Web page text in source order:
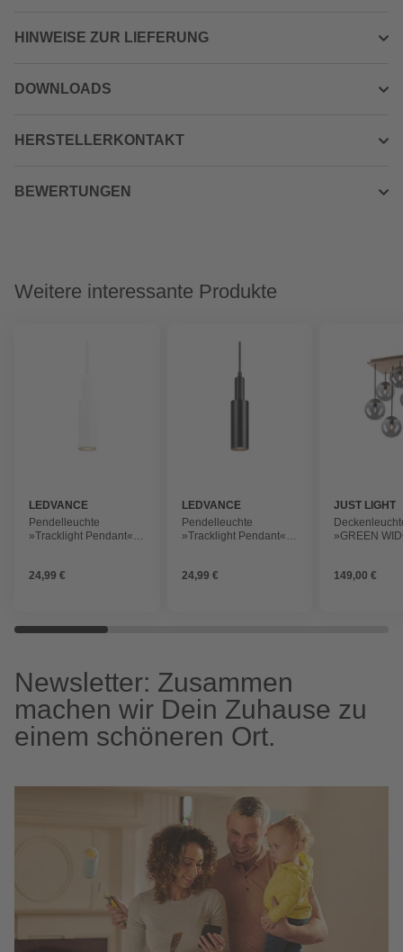
HINWEISE ZUR LIEFERUNG
DOWNLOADS
HERSTELLERKONTAKT
BEWERTUNGEN
Weitere interessante Produkte
LEDVANCE
Pendelleuchte
»Tracklight Pendant«,
24,99 €
LEDVANCE
Pendelleuchte
»Tracklight Pendant«,
24,99 €
JUST LIGHT
»GREEN
149,00 €
Newsletter: Zusammen
machen wir Dein Zuhause zu
einem schöneren Ort.